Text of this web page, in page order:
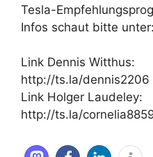
Tesla-
Infos schaut bitte
Link Dennis Witthus:
http://ts.la/dennis2206
Link Holger Laudeley:
http://ts.la/